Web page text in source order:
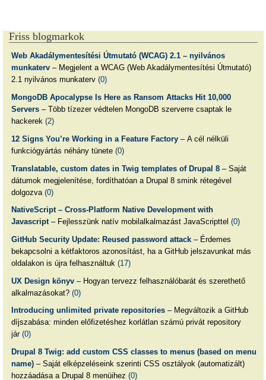
Friss blogmarkok
Web Akadálymentesítési Útmutató (WCAG) 2.1 – nyilvános
munkaterv– Megjelent a WCAG (Web Akadálymentesítési Útmutató)
2.1 nyilvános munkaterv (0)
MongoDB Apocalypse Is Here as Ransom Attacks Hit 10,000
Servers– Több tízezer védtelen MongoDB szerverre csaptak le
hackerek (2)
12 Signs You’re Working in a Feature Factory– A cél nélküli
funkciógyártás néhány tünete (0)
Translatable, custom dates in Twig templates of Drupal 8– Saját
dátumok megjelenítése, fordíthatóan a Drupal 8 smink rétegével
dolgozva (0)
NativeScript – Cross-Platform Native Development with
Javascript– Fejlesszünk natív mobilalkalmazást JavaScripttel (0)
GitHub Security Update: Reused password attack– Érdemes
bekapcsolni a kétfaktoros azonosítást, ha a GitHub jelszavunkat más
oldalakon is újra felhasználtuk (17)
UX Design könyv– Hogyan tervezz felhasználóbarát és szerethető
alkalmazásokat? (0)
Introducing unlimited private repositories– Megváltozik a GitHub
díjszabása: minden előfizetéshez korlátlan számú privát repository
jár (0)
Drupal 8 Twig: add custom CSS classes to menus (based on menu
name)– Saját elképzeléseink szerinti CSS osztályok (automatizált)
hozzáadása a Drupal 8 menüihez (0)